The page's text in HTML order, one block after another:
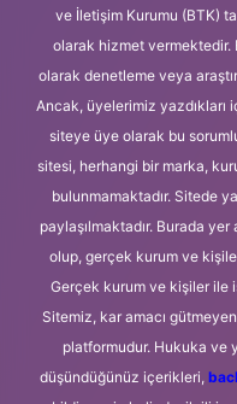
ve İletişim Kurumu (BTK)
olarak hizmet
olarak denetleme veya
Ancak, üyelerimiz yazdıkları
siteye üye olarak bu
sitesi, herhangi bir marka,
bulunmamaktadır. Sitede
paylaşılmaktadır. Burada
olup, gerçek kurum ve
Gerçek kurum ve kişiler ile
Sitemiz, kar amacı
platformudur. Hukuka ve
düşündüğünüz içerikleri,